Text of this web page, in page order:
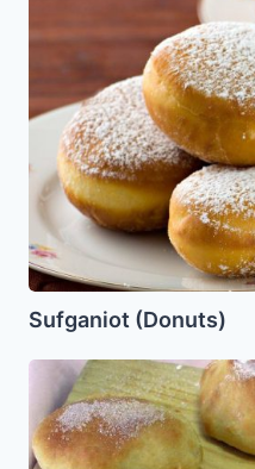
Sufganiot (Donuts)
Monas